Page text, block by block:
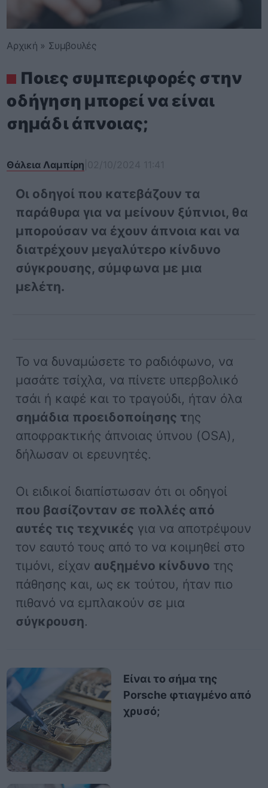
Αρχική » Συμβουλές
Ποιες συμπεριφορές στην
οδήγηση μπορεί να είναι
σημάδι άπνοιας;
Θάλεια Λαμπίρη
Οι οδηγοί που κατεβάζουν τα
παράθυρα για να μείνουν ξύπνιοι, θα
μπορούσαν να έχουν άπνοια και να
διατρέχουν μεγαλύτερο κίνδυνο
σύγκρουσης, σύμφωνα με μια
μελέτη.
Το να δυναμώσετε το ραδιόφωνο, να
μασάτε τσίχλα, να πίνετε υπερβολικό
τσάι ή καφέ και το τραγούδι, ήταν όλα
σημάδια προειδοποίησης της
αποφρακτικής άπνοιας ύπνου (OSA),
δήλωσαν οι ερευνητές.
Οι ειδικοί διαπίστωσαν ότι οι οδηγοί
που βασίζονταν σε πολλές από
αυτές τις τεχνικές για να αποτρέψουν
τον εαυτό τους από το να κοιμηθεί στο
τιμόνι, είχαν αυξημένο κίνδυνο της
πάθησης και, ως εκ τούτου, ήταν πιο
πιθανό να εμπλακούν σε μια
σύγκρουση.
Είναι το σήμα της
Porsche φτιαγμένο από
χρυσό;